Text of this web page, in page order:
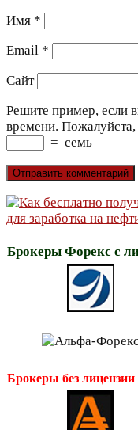
Имя *
Email *
Сайт
Решите пример, если
времени. Пожалуйста,
= семь
Брокеры Форекс с
Брокеры без